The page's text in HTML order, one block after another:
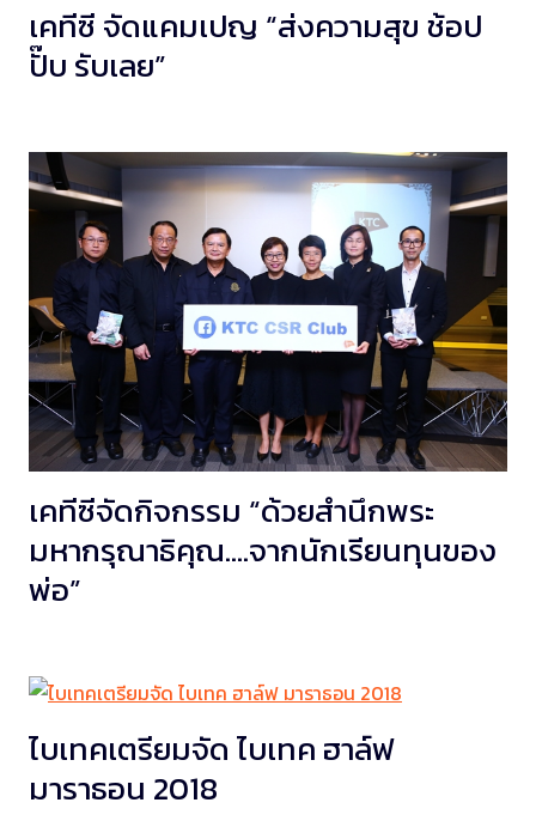
เคทีซี จัดแคมเปญ “ส่งความสุข ช้อป
ปั๊บ รับเลย”
เคทีซีจัดกิจกรรม “ด้วยสำนึกพระ
มหากรุณาธิคุณ….จากนักเรียนทุนของ
พ่อ”
ไบเทคเตรียมจัด ไบเทค ฮาล์ฟ
มาราธอน 2018